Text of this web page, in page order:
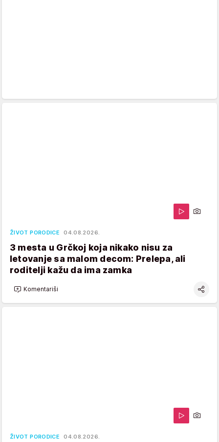
ŽIVOT PORODICE 04.08.2026.
3 mesta u Grčkoj koja nikako nisu za
letovanje sa malom decom: Prelepa, ali
roditelji kažu da ima zamka
Komentariši
ŽIVOT PORODICE 04.08.2026.